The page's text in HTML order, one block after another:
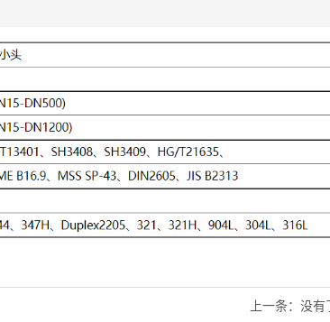
上一条：没有